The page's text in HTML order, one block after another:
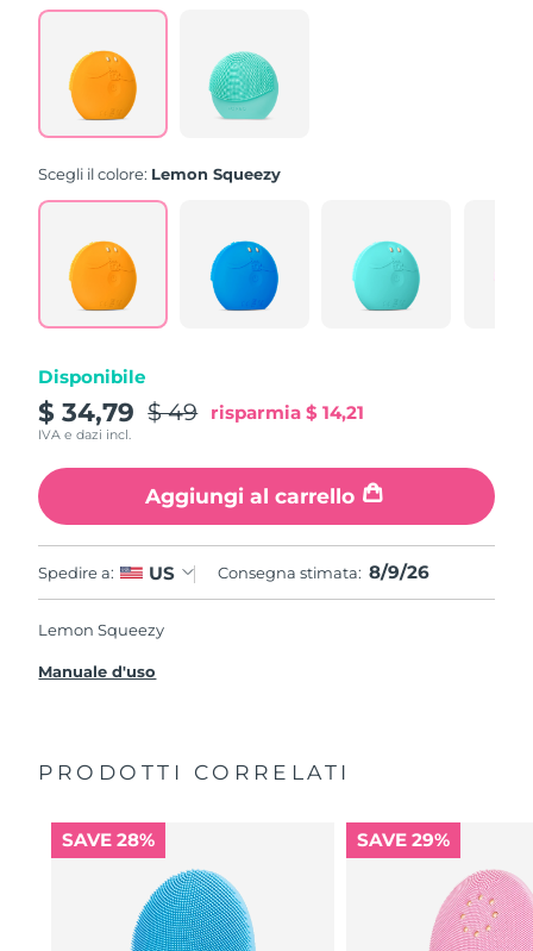
Read
Reviews.
Same
page
link.
Scegli il colore: Lemon Squeezy
Disponibile
$ 34,79 $ 49 risparmia $ 14,21
IVA e dazi incl.
Aggiungi al carrello
Spedire a: US Consegna stimata: 8/9/26
Lemon Squeezy
Manuale d'uso
PRODOTTI CORRELATI
SAVE 28% SAVE 29%